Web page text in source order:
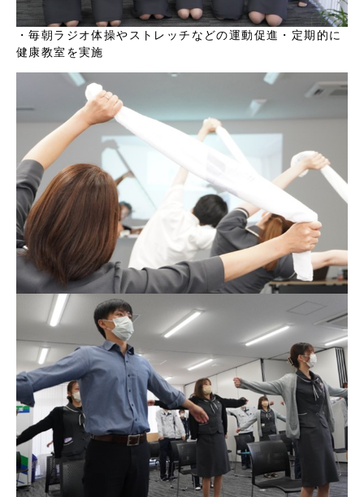
・毎朝ラジオ体操やストレッチなどの運動促進 ・定期的に
健康教室を実施